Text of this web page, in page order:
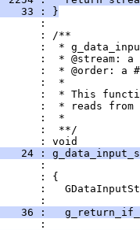
33 : }
:
: /**
:  *
:  * @stream: a
:  * @order: a
:  *
:  * This
:  * reads
:  *
:  **/
: void
24 :
:
: {
:
:
36 :
: